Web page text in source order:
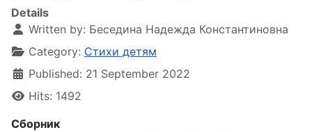
Details
Written by: Беседина Надежда Константиновна
Category: Стихи детям
Published: 21 September 2022
Hits: 1492
Сборник